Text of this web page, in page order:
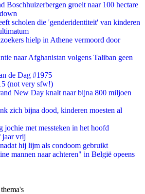
Boschhuizerbergen groeit naar 100 hectare
scholen die 'genderidentiteit' van kinderen
hielp in Athene vermoord door
naar Afghanistan volgens Taliban geen
de Dag #1975
(not very sfw!)
New Day knalt naar bijna 800 miljoen
zich bijna dood, kinderen moesten al
jochie met messteken in het hoofd
jaar vrij
hij lijm als condoom gebruikt
mannen naar achteren" in België opeens